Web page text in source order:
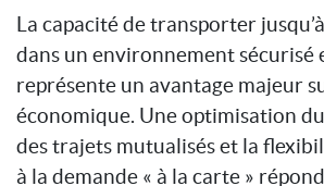
La capacité de transporter
dans un environnement
représente un avantage majeur
économique. Une optimisation
des trajets mutualisés et la
à la demande « à la carte »